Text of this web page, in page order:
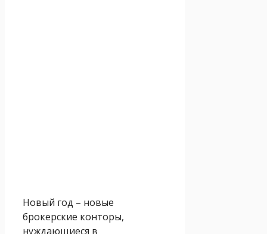
Новый год – новые
брокерские конторы,
нуждающиеся в